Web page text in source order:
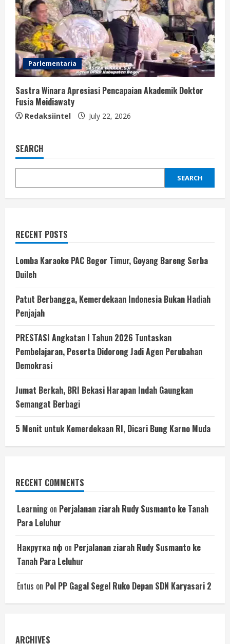
Parlementaria
Sastra Winara Apresiasi Pencapaian Akademik Doktor
Fusia Meidiawaty
Redaksiintel July 22, 2026
SEARCH
SEARCH
RECENT POSTS
Lomba Karaoke PAC Bogor Timur, Goyang Bareng Serba
Duileh
Patut Berbangga, Kemerdekaan Indonesia Bukan Hadiah
Penjajah
PRESTASI Angkatan I Tahun 2026 Tuntaskan
Pembelajaran, Peserta Didorong Jadi Agen Perubahan
Demokrasi
Jumat Berkah, BRI Bekasi Harapan Indah Gaungkan
Semangat Berbagi
5 Menit untuk Kemerdekaan RI, Dicari Bung Karno Muda
RECENT COMMENTS
Learning on Perjalanan ziarah Rudy Susmanto ke Tanah
Para Leluhur
Накрутка пф on Perjalanan ziarah Rudy Susmanto ke
Tanah Para Leluhur
Entus on Pol PP Gagal Segel Ruko Depan SDN Karyasari 2
ARCHIVES